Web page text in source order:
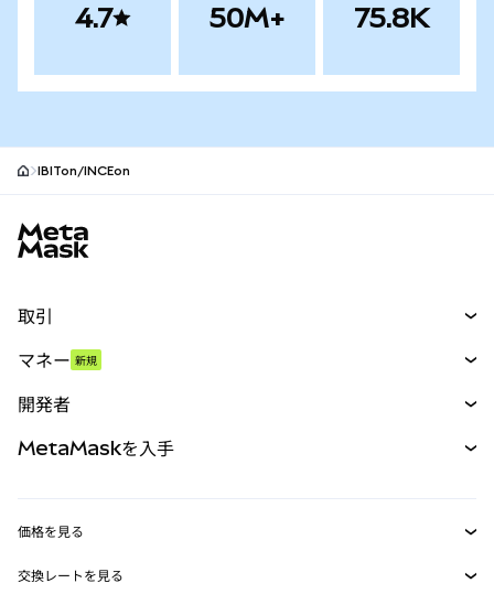
4.7 50M+ 75.8K
IBITon/INCEon
取引
パーペチュアル
RWA
マネー 新規
開発者
MetaMask Connect
MetaMaskを入手
価格を見る
イーサリアムの価格
交換レートを見る